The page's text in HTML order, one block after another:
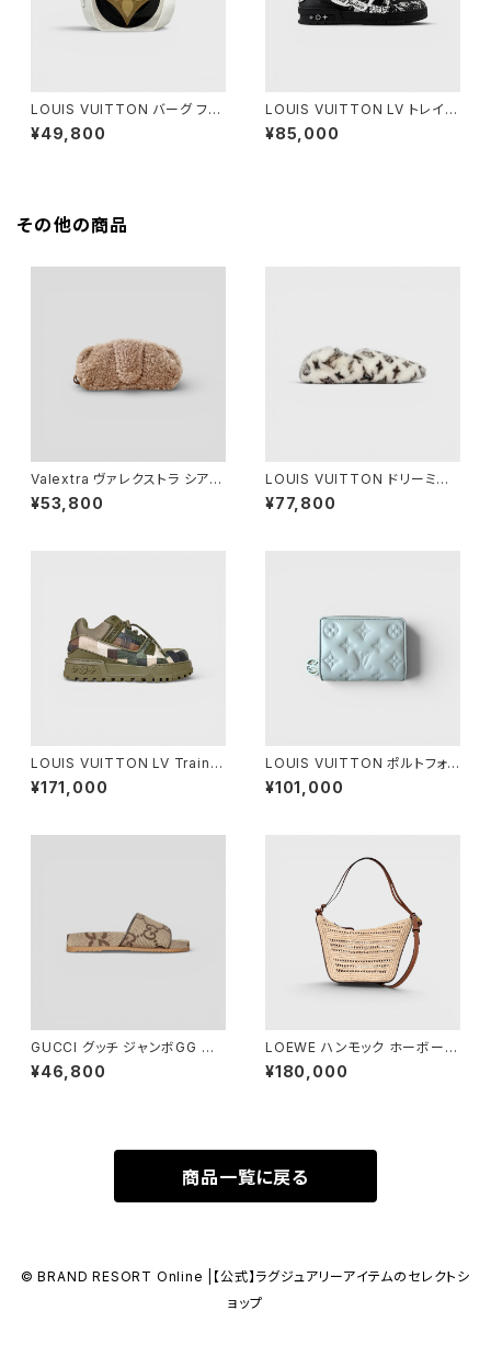
LOUIS VUITTON バーグ フル
ール モノグラム シルバー M
¥49,800
LOUIS VUITTON LV トレイナ
ー スニーカー ブラック ホワイト
8 1/2
¥85,000
その他の商品
Valextra ヴァレクストラ シアリ
ング ストラップ付き メガネケー
ス カシミア
¥53,800
LOUIS VUITTON ドリーミー
ライン ローファー 38
¥77,800
LOUIS VUITTON LV Trainer
Maxi Sneaker Green Camo
uflage 6 1/2
¥171,000
LOUIS VUITTON ポルトフォイ
ユ ルー ウォッシュドブルー
¥101,000
GUCCI グッチ ジャンボGG キ
ャンバス スライド サンダル 7 2
6cm 624695
¥46,800
LOEWE ハンモック ホーボーバ
ッグ ミニ ラフィア
¥180,000
商品一覧に戻る
© BRAND RESORT Online |【公式】ラグジュアリーアイテムのセレクトシ
ョップ